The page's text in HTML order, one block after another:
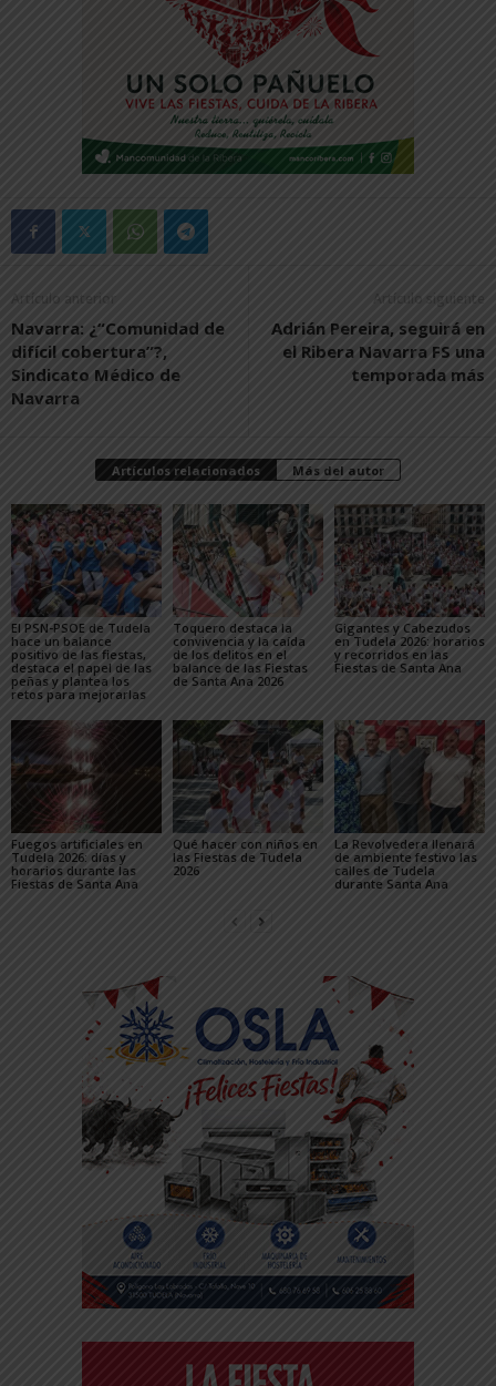
Artículo anterior
Navarra: ¿“Comunidad de
difícil cobertura”?,
Sindicato Médico de
Navarra
Artículo siguiente
Adrián Pereira, seguirá en
el Ribera Navarra FS una
temporada más
Artículos relacionados Más del autor
El PSN-PSOE de Tudela
hace un balance
positivo de las fiestas,
destaca el papel de las
peñas y plantea los
retos para mejorarlas
Toquero destaca la
convivencia y la caída
de los delitos en el
balance de las Fiestas
de Santa Ana 2026
Gigantes y Cabezudos
en Tudela 2026: horarios
y recorridos en las
Fiestas de Santa Ana
Fuegos artificiales en
Tudela 2026: días y
horarios durante las
Fiestas de Santa Ana
Qué hacer con niños en
las Fiestas de Tudela
2026
La Revolvedera llenará
de ambiente festivo las
calles de Tudela
durante Santa Ana